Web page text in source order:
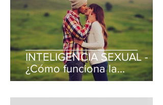
INTELIGENCIA SEXUAL -
¿Cómo funciona la
excitación sexual en tu